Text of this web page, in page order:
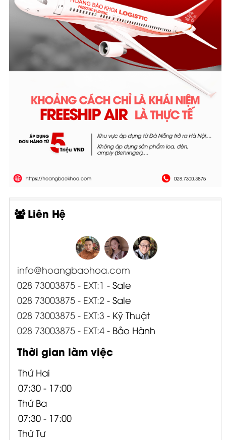
Liên Hệ
info@hoangbaohoa.com
028 73003875 - EXT:1 - Sale
028 73003875 - EXT:2- Sale
028 73003875 - EXT:3 - Kỹ Thuật
028 73003875 - EXT:4- Bảo Hành
Thời gian làm việc
Thứ Hai
07:30 - 17:00
Thứ Ba
07:30 - 17:00
Thứ Tư